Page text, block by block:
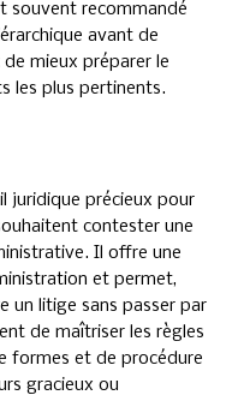
souvent recommandé
avant de
de mieux préparer le
les plus pertinents.
juridique précieux pour
contester une
Il offre une
et permet,
un litige sans passer par
de maîtriser les règles
formes et de procédure
gracieux ou